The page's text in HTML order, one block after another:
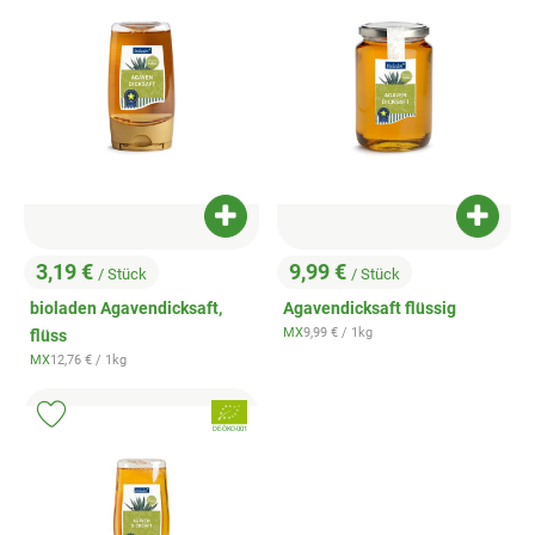
, Preis:
3,19 € / Stück
bioladen Agavendicksaft,
flüss
, Herkunft:
MX, Referenzpreis:
12,76 € / 1kg
Produkt zum Warenkorb hinzufügen
, Preis:
9,99 € / Stück
Agavendicksaft flüssig
, Herkunft:
MX, Referenzpreis:
9,99 € / 1kg
, Verband:
, Kontrollstelle:
DE-ÖKO-001
Produkt zu Favouriten hinzufügen